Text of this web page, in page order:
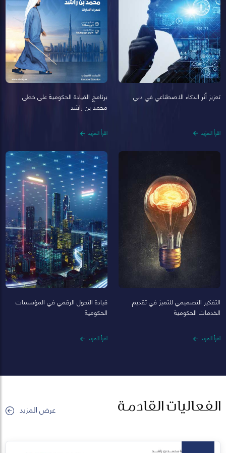
تعزيز أثر الذكاء الاصطناعي في دبي
اقرأ المزيد
برنامج القيادة الحكومية على خطى
محمد بن راشد
اقرأ المزيد
التفكير التصميمي للتميز في تقديم
الخدمات الحكومية
اقرأ المزيد
قيادة التحول الرقمي في المؤسسات
الحكومية
اقرأ المزيد
الفعاليات القادمة عرض المزيد